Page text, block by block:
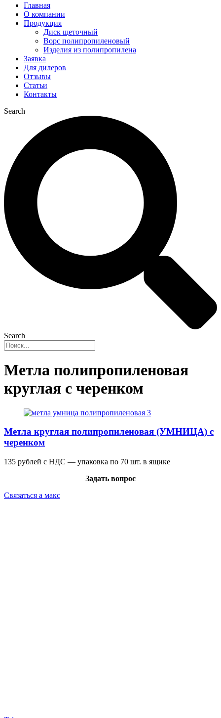
Главная
О компании
Продукция
Диск щеточный
Ворс полипропиленовый
Изделия из полипропилена
Заявка
Для дилеров
Отзывы
Статьи
Контакты
Search
Search
Метла полипропиленовая
круглая с черенком
Метла круглая полипропиленовая (УМНИЦА) с
черенком
135 рублей с НДС — упаковка по 70 шт. в ящике
Задать вопрос
Связаться а макс